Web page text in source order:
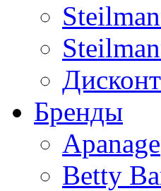
Бренды
Apanage
Betty